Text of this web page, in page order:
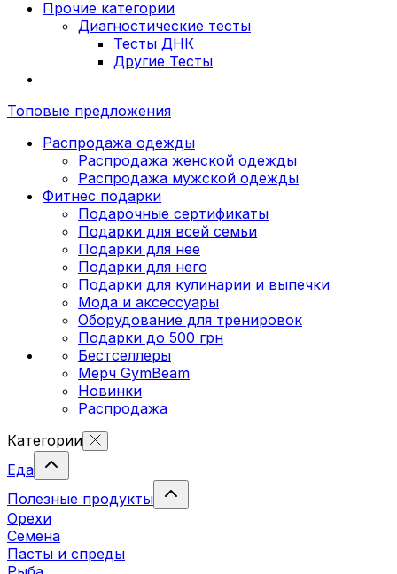
Прочие категории
Диагностические тесты
Тесты ДНК
Другие Тесты
Топовые предложения
Распродажа одежды
Распродажа женской одежды
Распродажа мужской одежды
Фитнес подарки
Подарочные сертификаты
Подарки для всей семьи
Подарки для нее
Подарки для него
Подарки для кулинарии и выпечки
Мода и аксессуары
Оборудование для тренировок
Подарки до 500 грн
Бестселлеры
Мерч GymBeam
Новинки
Распродажа
Категории
Еда
Полезные продукты
Орехи
Семена
Пасты и спреды